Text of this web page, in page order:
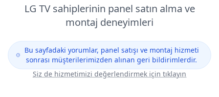
LG TV sahiplerinin panel satın alma ve
montaj deneyimleri
Bu sayfadaki yorumlar, panel satışı ve montaj hizmeti
sonrası müşterilerimizden alınan geri bildirimlerdir.
Siz de hizmetimizi değerlendirmek için tıklayın